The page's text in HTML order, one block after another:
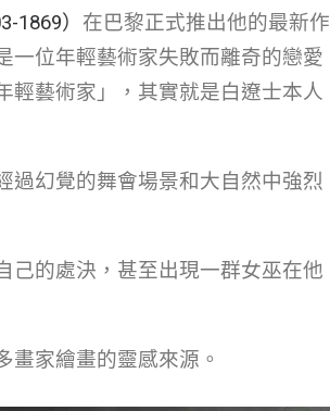
1869） 在巴黎正式推出他的最新作
一位年輕藝術家失敗而離奇的戀愛
輕藝術家」，其實就是白遼士本人
過幻覺的舞會場景和大自然中強烈
己的處決，甚至出現一群女巫在他
畫家繪畫的靈感來源。